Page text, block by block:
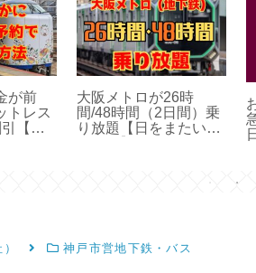
が前
トレス
【買
大阪メトロが26時
間/48時間（2日間）乗
り放題【日をまたいで
神戸市営地下鉄・バス